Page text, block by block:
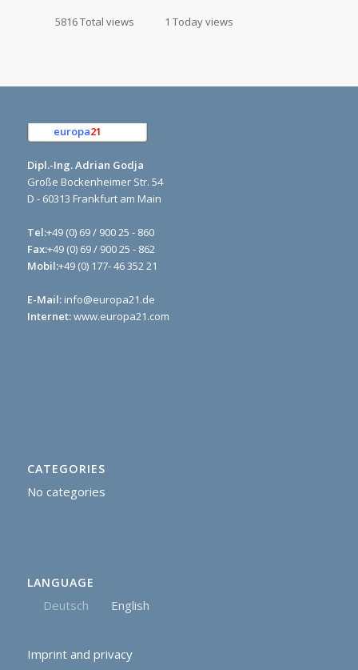
5816 Total views 1 Today views
europa21
Dipl.-Ing. Adrian Godja
Große Bockenheimer Str. 54
D - 60313 Frankfurt am Main
Tel:+49 (0) 69 / 900 25 - 860
Fax:+49 (0) 69 / 900 25 - 862
Mobil:+49 (0) 177- 46 352 21
E-Mail: info@europa21.de
Internet:www.europa21.com
CATEGORIES
No categories
LANGUAGE
Deutsch English
Imprint and privacy